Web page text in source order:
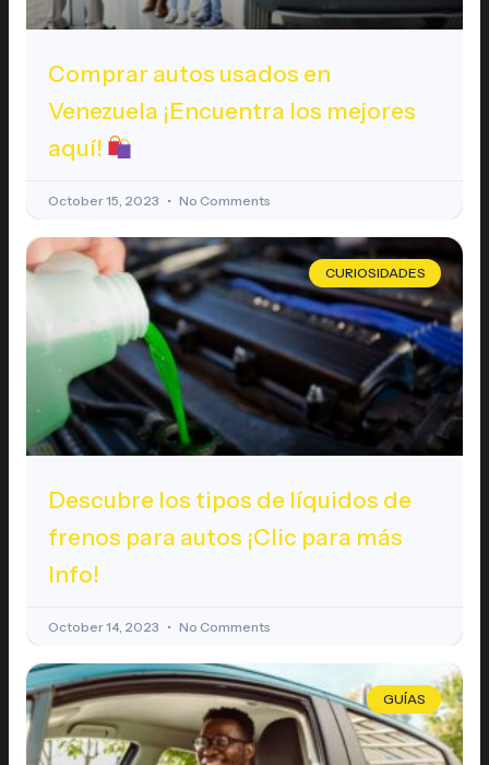
Comprar autos usados en
Venezuela ¡Encuentra los mejores
aquí!
October 15, 2023 No Comments
CURIOSIDADES
Descubre los tipos de líquidos de
frenos para autos ¡Clic para más
Info!
October 14, 2023 No Comments
GUÍAS